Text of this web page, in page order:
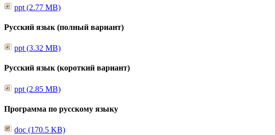
ppt (2.77 MB)
Русский язык (полный вариант)
ppt (3.32 MB)
Русский язык (короткий вариант)
ppt (2.85 MB)
Программа по русскому языку
doc (170.5 KB)